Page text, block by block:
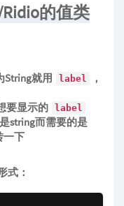
的值类
String就用 label
，
要显示的 label
string而需要的是
一下
式：